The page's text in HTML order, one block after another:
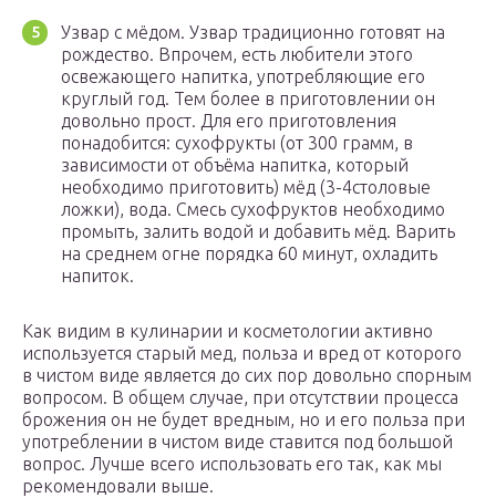
Узвар с мёдом. Узвар традиционно готовят на
рождество. Впрочем, есть любители этого
освежающего напитка, употребляющие его
круглый год. Тем более в приготовлении он
довольно прост. Для его приготовления
понадобится: сухофрукты (от 300 грамм, в
зависимости от объёма напитка, который
необходимо приготовить) мёд (3-4столовые
ложки), вода. Смесь сухофруктов необходимо
промыть, залить водой и добавить мёд. Варить
на среднем огне порядка 60 минут, охладить
напиток.
Как видим в кулинарии и косметологии активно
используется старый мед, польза и вред от которого
в чистом виде является до сих пор довольно спорным
вопросом. В общем случае, при отсутствии процесса
брожения он не будет вредным, но и его польза при
употреблении в чистом виде ставится под большой
вопрос. Лучше всего использовать его так, как мы
рекомендовали выше.